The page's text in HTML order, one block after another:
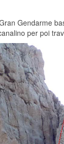
Gendarme
per poi